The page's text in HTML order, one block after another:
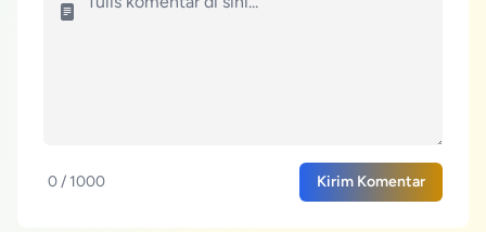
0 / 1000 Kirim Komentar